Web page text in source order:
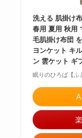
洗える 肌掛け
春用 夏用 秋用
毛肌掛け布団
ヨンケット キ
ン 雲ケット ギ
眠りのひろば【ふ